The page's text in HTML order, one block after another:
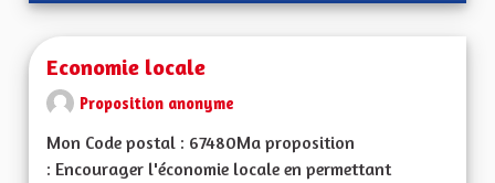
Economie locale
Proposition anonyme
Mon Code postal : 67480Ma proposition
: Encourager l'économie locale en permettant